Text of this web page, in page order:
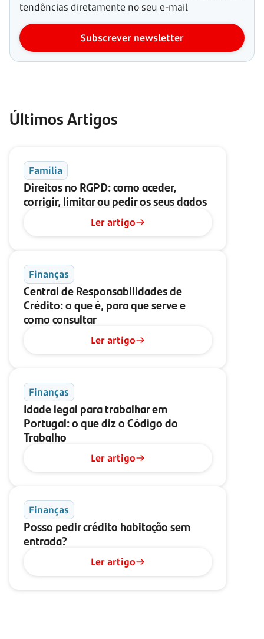
tendências diretamente no seu e-mail
Subscrever newsletter
Últimos Artigos
Família
Direitos no RGPD: como aceder,
corrigir, limitar ou pedir os seus dados
Ler artigo
Finanças
Central de Responsabilidades de
Crédito: o que é, para que serve e
como consultar
Ler artigo
Finanças
Idade legal para trabalhar em
Portugal: o que diz o Código do
Trabalho
Ler artigo
Finanças
Posso pedir crédito habitação sem
entrada?
Ler artigo